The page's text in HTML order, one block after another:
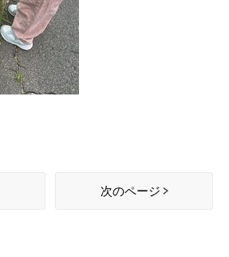
次のページ